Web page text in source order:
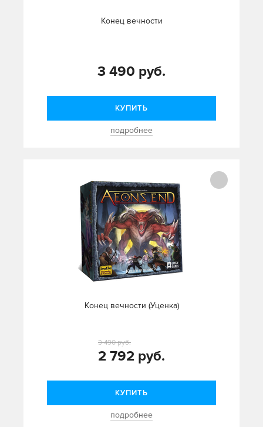
Конец вечности
3 490 руб.
КУПИТЬ
подробнее
Конец вечности (Уценка)
2 792 руб.
3 490 руб.
КУПИТЬ
подробнее